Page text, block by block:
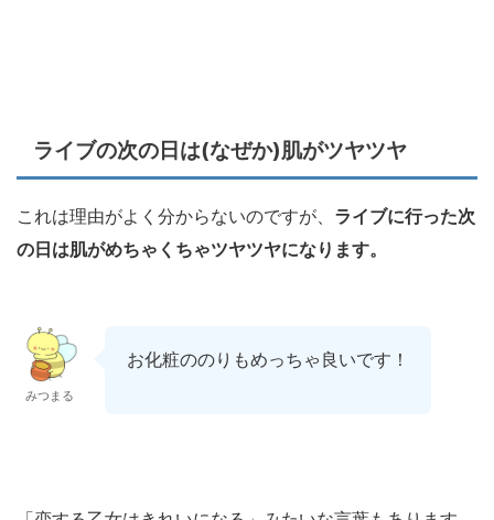
ライブの次の日は(なぜか)肌がツヤツヤ
これは理由がよく分からないのですが、 ライブに行った次
の日は肌がめちゃくちゃツヤツヤになります。
みつまる
お化粧ののりもめっちゃ良いです！